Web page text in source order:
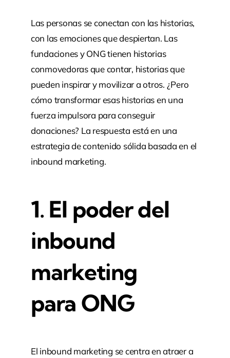
Las personas se conectan con las historias,
con las emociones que despiertan. Las
fundaciones y ONG tienen historias
conmovedoras que contar, historias que
pueden inspirar y movilizar a otros. ¿Pero
cómo transformar esas historias en una
fuerza impulsora para conseguir
donaciones? La respuesta está en una
estrategia de contenido sólida basada en el
inbound marketing.
1. El poder del
inbound
marketing
para ONG
El inbound marketing secentra en atraer a